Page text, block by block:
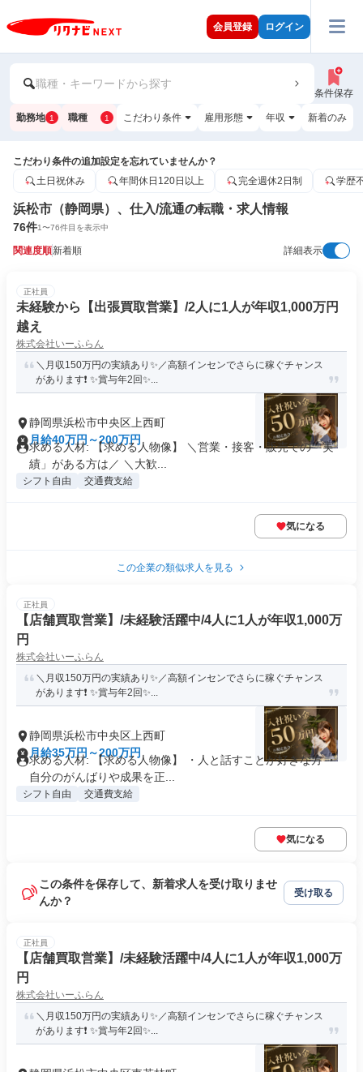
会員登録 ログイン
職種・キーワードから探す
条件保存
勤務地 1 職種 1 こだわり条件 雇用形態 年収 新着のみ
こだわり条件の追加設定を忘れていませんか？
土日祝休み
年間休日120日以上 完全週休2日制 学歴
浜松市（静岡県）、仕入/流通の転職・求人情報
76件1〜76件目を表示中
関連度順新着順 詳細表示
正社員
未経験から【出張買取営業】/2人に1人が年収1,000万円
越え
株式会社いーふらん
＼月収150万円の実績あり✨／高額インセンでさらに稼ぐチャンス
があります❗ ✨賞与年2回✨...
静岡県浜松市中央区上西町
月給40万円～200万円
求める人材: 【求める人物像】 ＼営業・接客・販売での「実
績」がある方は／ ＼大歓...
シフト自由 交通費支給
気になる
この企業の類似求人を見る
正社員
【店舗買取営業】/未経験活躍中/4人に1人が年収1,000万
円
株式会社いーふらん
＼月収150万円の実績あり✨／高額インセンでさらに稼ぐチャンス
があります❗ ✨賞与年2回✨...
静岡県浜松市中央区上西町
月給35万円～200万円
求める人材: 【求める人物像】 ・人と話すことが好きな方 ・
自分のがんばりや成果を正...
シフト自由 交通費支給
気になる
この条件を保存して、新着求人を受け取りませ
んか？
受け取る
正社員
【店舗買取営業】/未経験活躍中/4人に1人が年収1,000万
円
株式会社いーふらん
＼月収150万円の実績あり✨／高額インセンでさらに稼ぐチャンス
があります❗ ✨賞与年2回✨...